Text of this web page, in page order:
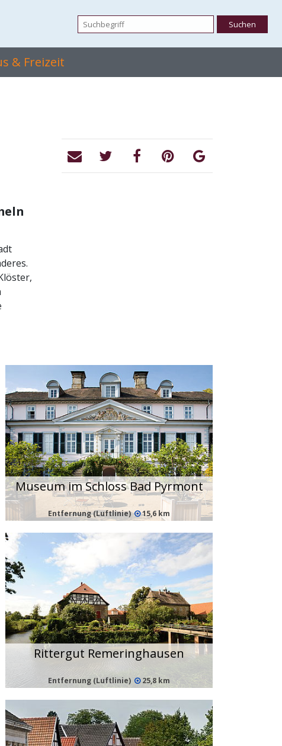
& Freizeit
Museum im Schloss Bad Pyrmont
Entfernung (Luftlinie) 15,6 km
Rittergut Remeringhausen
Entfernung (Luftlinie) 25,8 km